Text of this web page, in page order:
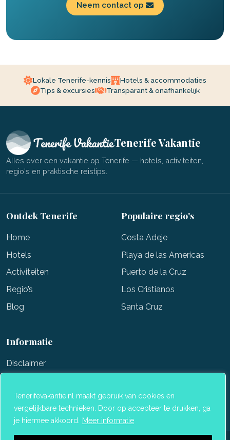
Tenerifevakantie.nl maakt gebruik van cookies en
vergelijkbare technieken. Door op accepteer te drukken, ga
je hiermee akkoord.
Meer informatie
Neem contact op
Lokale Tenerife-kennis
Hotels & accommodaties
Tips & excursies
Transparant & onafhankelijk
Tenerife Vakantie
Alles over een vakantie op Tenerife — hotels, activiteiten,
regio's en praktische reistips.
Ontdek Tenerife
Home
Hotels
Activiteiten
Regio’s
Blog
Populaire regio's
Costa Adeje
Playa de las Americas
Puerto de la Cruz
Los Cristianos
Santa Cruz
Informatie
Disclaimer
Contact